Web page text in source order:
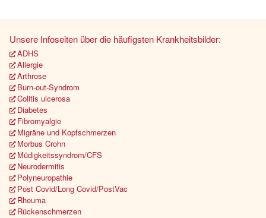
Unsere Infoseiten über die häufigsten Krankheitsbilder:
ADHS
Allergie
Arthrose
Burn-out-Syndrom
Colitis ulcerosa
Diabetes
Fibromyalgie
Migräne und Kopfschmerzen
Morbus Crohn
Müdigkeitssyndrom/CFS
Neurodermitis
Polyneuropathie
Post Covid/Long Covid/PostVac
Rheuma
Rückenschmerzen